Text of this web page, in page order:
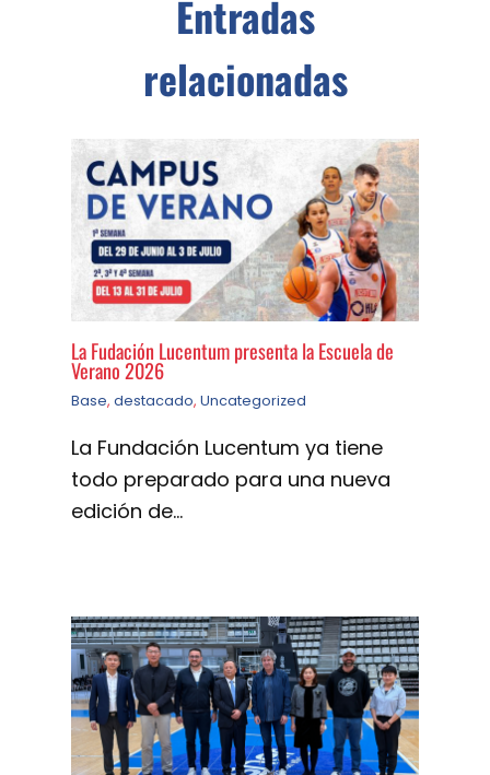
Entradas
relacionadas
La Fudación Lucentum presenta la Escuela de
Verano 2026
Base, destacado, Uncategorized
La Fundación Lucentum ya tiene
todo preparado para una nueva
edición de…